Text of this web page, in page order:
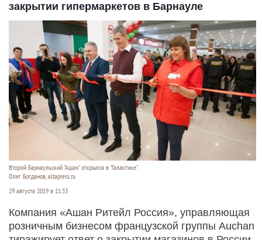
закрытии гипермаркетов в Барнауле
Второй барнаульский "Ашан" открылся в "Галактике".
Олег Богданов, altapress.ru
29 августа 2019 в 11:33
Компания «Ашан Ритейл Россия», управляющая
розничным бизнесом французской группы Auchan